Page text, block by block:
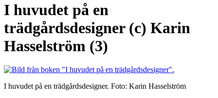
I huvudet på en
trädgårdsdesigner (c) Karin
Hasselström (3)
I huvudet på en trädgårdsdesigner. Foto: Karin Hasselström